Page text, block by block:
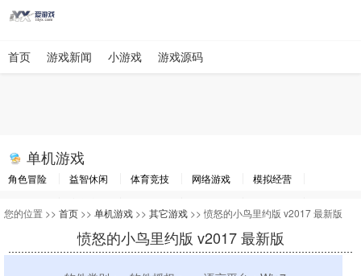
首页 游戏新闻 小游戏 游戏源码
单机游戏
角色冒险 益智休闲 体育竞技 网络游戏
模拟经营
您的位置 >> 首页 >> 单机游戏 >> 其它游戏 >> 愤怒的小鸟里约版 v2017 最新版
愤怒的小鸟里约版 v2017 最新版